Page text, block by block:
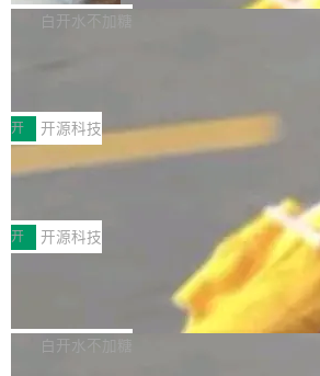
V ...
注意这是 OpenCode 一家的消耗。
不完。」5T 来自免费额度，3T 来自 Go...
作系统的第十八个主要版本。 自 NetBSD
ve JH71XX 的设备，例如 VisionFive 2、
64 STAR64，以及 QEMU。 增强了对
-2024 和 C23 编程接口标准的兼容性。
_linux(8) 增强了对 Linux 系统调用的支持
括 epoll（围绕 kqueue 实现）、POSIX 消
列、...
白开水不加糖
案
享会在上海举办。鸿蒙生态的全场景智慧营
台鲸鸿动能协同华为游戏中心，面向游戏行
发者及生态伙伴，系统呈现了平台在游戏领
完整能力版图——从IAP高价值用户的全周
营、到IAA游戏的“买变一体”正循环、再到
广告协同的全链路经营闭环，以及面向全球
的出海增长布局。 华为终端云业务商业化销
责人在开场致辞中表示，游戏开发者的核心
已不再是“多一个投放渠道”，而是一套能够
开 开源科技
技嘉X3D系列再添新成员 B850 AORU
面向AMD Ryzen X3D处理器玩家，技嘉
列主板阵容迎来新成员——B850 AORUS
X3D。作为面向主流高性能平台打造的全新
产品，B850 AORUS ELITE X3D延续技嘉
D平台优化上的技术积累，旨在为游戏玩家
更稳定、更高效的装机选择。 B850
开 开源科技
Zadig v5.0 发布：AI 发布专员与 AI 审
我们团队这几天最大的卡点不是 AI 写得不够
好，是 AI 写得太好了。 好到审查排期从两
白开水不加糖